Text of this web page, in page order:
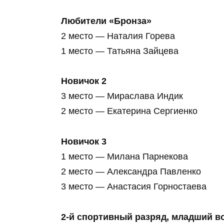
Любители «Бронза»
2 место — Наталия Горева
1 место — Татьяна Зайцева
Новичок 2
3 место — Мираслава Индик
2 место — Екатерина Сергиенко
Новичок 3
1 место — Милана Парнекова
2 место — Александра Павленко
3 место — Анастасия Горностаева
2‑й спортивный разряд, младший